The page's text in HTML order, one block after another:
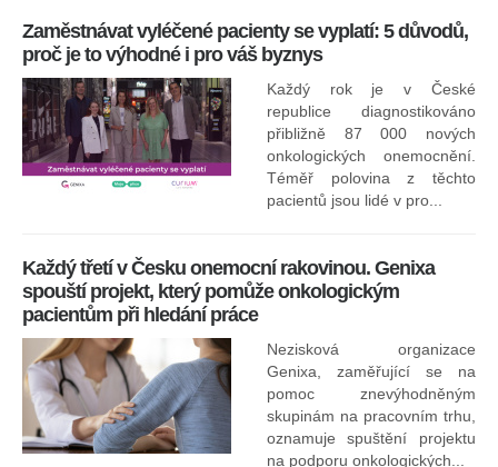
Zaměstnávat vyléčené pacienty se vyplatí: 5 důvodů,
proč je to výhodné i pro váš byznys
Každý rok je v České
republice diagnostikováno
přibližně 87 000 nových
onkologických onemocnění.
Téměř polovina z těchto
pacientů jsou lidé v pro...
Každý třetí v Česku onemocní rakovinou. Genixa
spouští projekt, který pomůže onkologickým
pacientům při hledání práce
Nezisková organizace
Genixa, zaměřující se na
pomoc znevýhodněným
skupinám na pracovním trhu,
oznamuje spuštění projektu
na podporu onkologických...